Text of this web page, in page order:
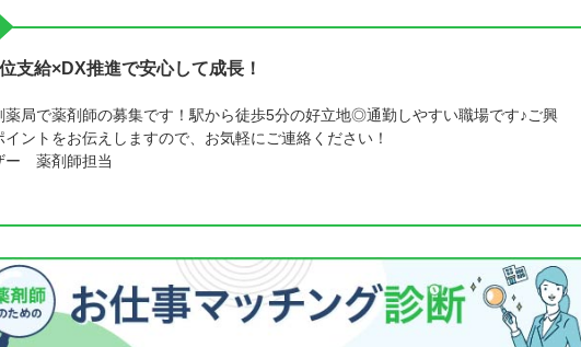
支給×DX推進で安心して成長！
薬局で薬剤師の募集です！駅から徒歩5分の好立地◎通勤しやすい職場です♪ご興
ントをお伝えしますので、お気軽にご連絡ください！
ー 薬剤師担当